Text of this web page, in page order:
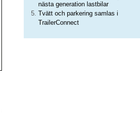
nästa generation lastbilar
Tvätt och parkering samlas i
TrailerConnect